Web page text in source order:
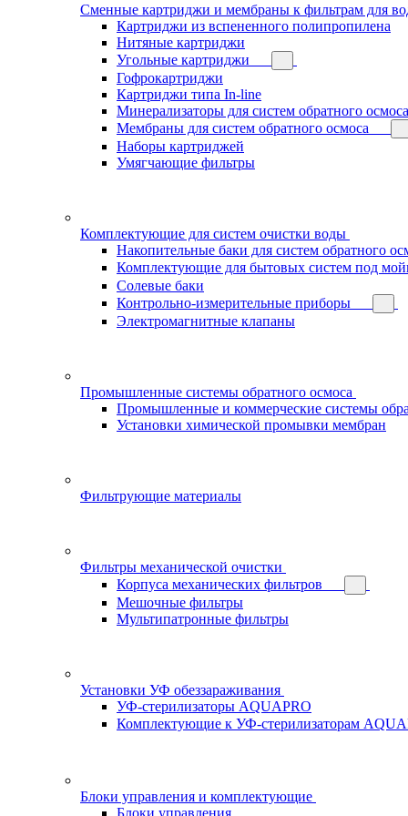
Сменные картриджи и мембраны к фильтрам для
Картриджи из вспененного полипропилена
Нитяные картриджи
Угольные картриджи
Гофрокартриджи
Картриджи типа In-line
Минерализаторы для систем обратного осмоса
Мембраны для систем обратного осмоса
Наборы картриджей
Умягчающие фильтры
Комплектующие для систем очистки воды
Накопительные баки для систем обратного
Комплектующие для бытовых систем под
Солевые баки
Контрольно-измерительные приборы
Электромагнитные клапаны
Промышленные системы обратного осмоса
Промышленные и коммерческие системы
Установки химической промывки мембран
Фильтрующие материалы
Фильтры механической очистки
Корпуса механических фильтров
Мешочные фильтры
Мультипатронные фильтры
Установки УФ обеззараживания
УФ-стерилизаторы AQUAPRO
Комплектующие к УФ-стерилизаторам
Блоки управления и комплектующие
Блоки управления